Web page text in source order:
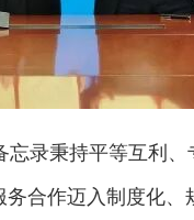
秉持平等互利、
合作迈入制度化、